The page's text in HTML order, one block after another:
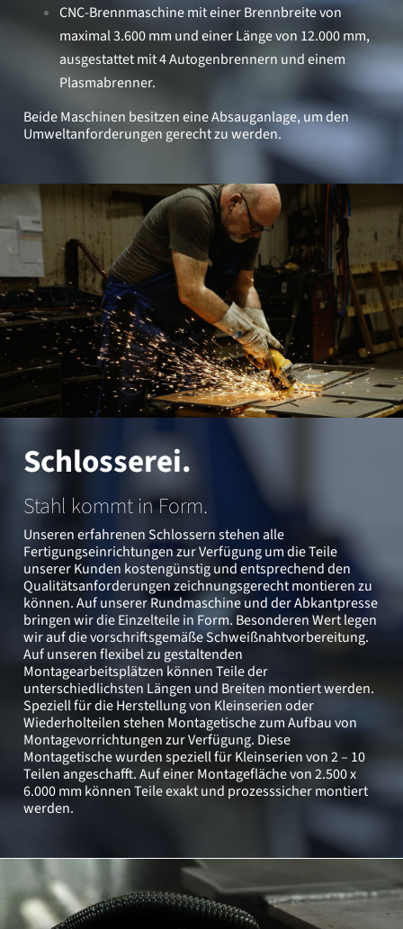
CNC-Brennmaschine mit einer Brennbreite von
maximal 3.600 mm und einer Länge von 12.000 mm,
ausgestattet mit 4 Autogenbrennern und einem
Plasmabrenner.
Beide Maschinen besitzen eine Absauganlage, um den
Umweltanforderungen gerecht zu werden.
Schlosserei.
Stahl kommt in Form.
Unseren erfahrenen Schlossern stehen alle
Fertigungseinrichtungen zur Verfügung um die Teile
unserer Kunden kostengünstig und entsprechend den
Qualitätsanforderungen zeichnungsgerecht montieren zu
können. Auf unserer Rundmaschine und der Abkantpresse
bringen wir die Einzelteile in Form. Besonderen Wert legen
wir auf die vorschriftsgemäße Schweißnahtvorbereitung.
Auf unseren flexibel zu gestaltenden
Montagearbeitsplätzen können Teile der
unterschiedlichsten Längen und Breiten montiert werden.
Speziell für die Herstellung von Kleinserien oder
Wiederholteilen stehen Montagetische zum Aufbau von
Montagevorrichtungen zur Verfügung. Diese
Montagetische wurden speziell für Kleinserien von 2 – 10
Teilen angeschafft. Auf einer Montagefläche von 2.500 x
6.000 mm können Teile exakt und prozesssicher montiert
werden.